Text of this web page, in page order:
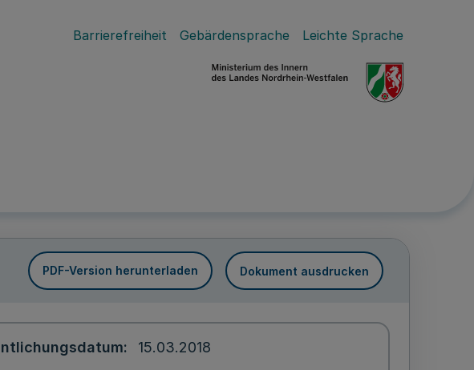
Barrierefreiheit Gebärdensprache Leichte Sprache
PDF-Version herunterladen Dokument ausdrucken
15.03.2018